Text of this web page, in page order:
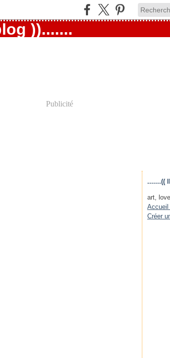
Publicité
.......((
art,
Accueil
Créer